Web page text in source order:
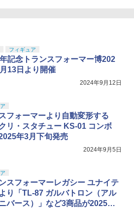
フィギュア
年記念トランスフォーマー博202
13日より開催
2024年9月12日
フォーマーより自動変形する
クリ・スタチュー KS-01 コンボ
年3月下旬発売
2024年9月5日
ンスフォーマーレガシー ユナイテ
り「TL-87 ガルバトロン（アル
バース）」など3商品が2025年2